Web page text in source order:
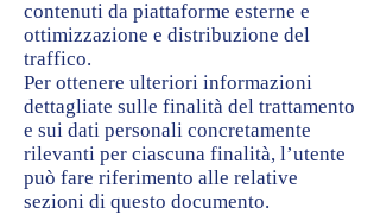
contenuti da piattaforme esterne e
ottimizzazione e distribuzione del
traffico.
Per ottenere ulteriori informazioni
dettagliate sulle finalità del trattamento
e sui dati personali concretamente
rilevanti per ciascuna finalità, l’utente
può fare riferimento alle relative
sezioni di questo documento.